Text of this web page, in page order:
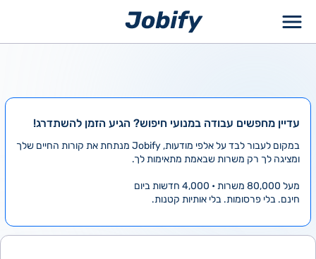
עדיין מחפשים עבודה במנועי חיפוש? הגיע הזמן להשתדרג!
במקום לעבור לבד על אלפי מודעות, Jobify מנתחת את קורות החיים שלך
ומציגה לך רק משרות שבאמת מתאימות לך.
מעל 80,000 משרות • 4,000 חדשות ביום
חינם. בלי פרסומות. בלי אותיות קטנות.